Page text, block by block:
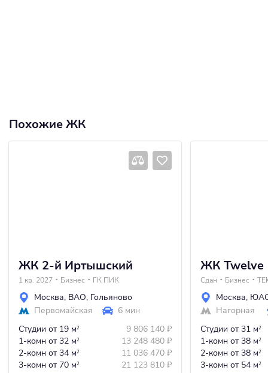
Похожие ЖК
ЖК 2-й Иртышский
1 кв. 2027 Бизнес ГК ПИК
Москва, ВАО, Гольяново
Первомайская
6 мин
Студии от 19 м2 9 806 140 ₽
1-комн от 32 м2 13 248 480 ₽
2-комн от 34 м2 11 036 470 ₽
3-комн от 70 м2 21 123 810 ₽
ЖК Twelve
Сдан Бизнес
Москва,
Нагорная
Студии от 31 м2
1-комн от 38 м2
2-комн от 38 м2
3-комн от 54 м2